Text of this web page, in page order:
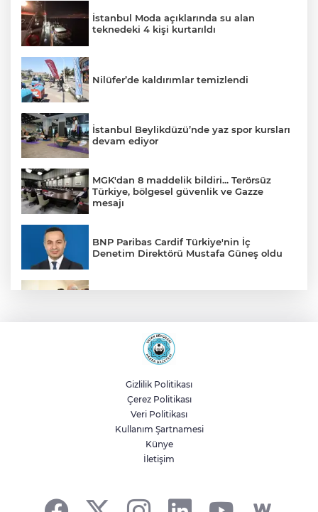
İstanbul Moda açıklarında su alan
teknedeki 4 kişi kurtarıldı
Nilüfer’de kaldırımlar temizlendi
İstanbul Beylikdüzü’nde yaz spor kursları
devam ediyor
MGK'dan 8 maddelik bildiri... Terörsüz
Türkiye, bölgesel güvenlik ve Gazze
mesajı
BNP Paribas Cardif Türkiye'nin İç
Denetim Direktörü Mustafa Güneş oldu
Sakarya’da ücretsiz doğalgaza
kavuşacaklar
Yalova'da makine arızası yapan tanker
güvenli bölgeye çekildi
Eskişehir Büyükşehir’den kırsal
Gizlilik Politikası
Çerez Politikası
Veri Politikası
Kullanım Şartnamesi
Künye
İletişim